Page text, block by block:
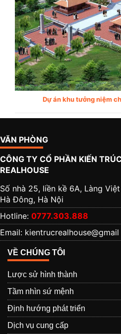
Dự án khu tưởng niệm
VĂN PHÒNG
CÔNG TY CỔ PHẦN KIẾN
REALHOUSE
Số nhà 25, liền kề 6A, Làng
Hà Đông, Hà Nội
Hotline: 0777.303.888
Email:
VỀ CHÚNG TÔI
Lược sử hình thành
Tầm nhìn sứ mệnh
Định hướng phát triển
Dịch vụ cung cấp